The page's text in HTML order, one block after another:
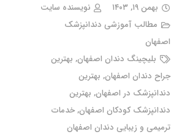
بهمن ۱۹, ۱۴۰۳
نویسنده سایت
مطالب آموزشی دندانپزشک
اصفهان
بلیچینگ دندان اصفهان, بهترین
جراح دندان اصفهان, بهترین
دندانپزشک در اصفهان, بهترین
دندانپزشک کودکان اصفهان,خدمات
ترمیمی و زیبایی دندان اصفهان